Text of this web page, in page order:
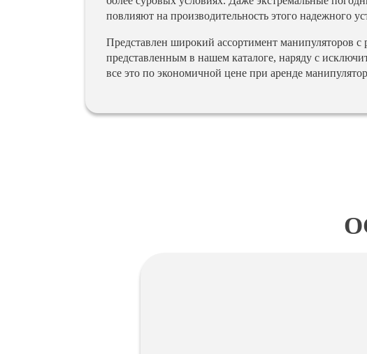
повлияют на производительность этого надежного
Представлен широкий ассортимент манипуляторов
представленным в нашем каталоге, наряду с
все это по экономичной цене при аренде